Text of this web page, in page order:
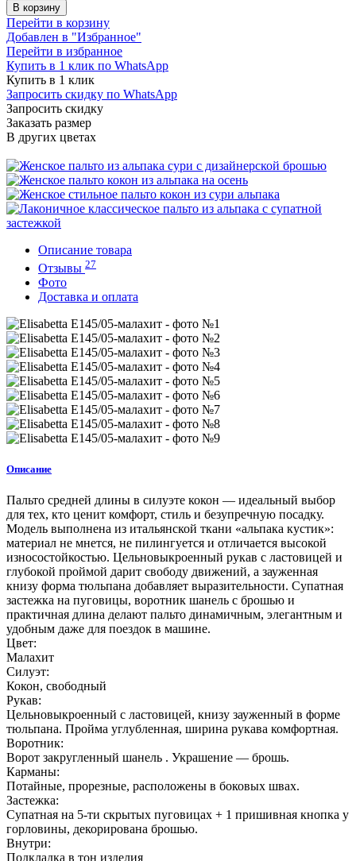
В корзину
Перейти в корзину
Добавлен в "Избранное"
Перейти в избранное
Купить в 1 клик по WhatsApp
Купить в 1 клик
Запросить скидку по WhatsApp
Запросить скидку
Заказать размер
В других цветах
Описание товара
Отзывы 27
Фото
Доставка и оплата
Описание
Пальто средней длины в силуэте кокон — идеальный выбор
для тех, кто ценит комфорт, стиль и безупречную посадку.
Модель выполнена из итальянской ткани «альпака кустик»:
материал не мнется, не пилингуется и отличается высокой
износостойкостью. Цельновыкроенный рукав с ластовицей и
глубокой проймой дарит свободу движений, а зауженная
книзу форма тюльпана добавляет выразительности. Супатная
застежка на пуговицы, воротник шанель с брошью и
практичная длина делают пальто динамичным, элегантным и
удобным даже для поездок в машине.
Цвет:
Малахит
Силуэт:
Кокон, свободный
Рукав:
Цельновыкроенный с ластовицей, книзу зауженный в форме
тюльпана. Пройма углубленная, ширина рукава комфортная.
Воротник:
Ворот закругленный шанель . Украшение — брошь.
Карманы:
Потайные, прорезные, расположены в боковых швах.
Застежка:
Супатная на 5-ти скрытых пуговицах + 1 пришивная кнопка у
горловины, декорирована брошью.
Внутри:
Подкладка в тон изделия